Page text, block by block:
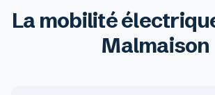
La mobilité
Malmaison